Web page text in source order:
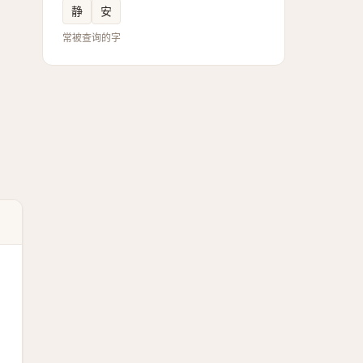
静 安
常被查询的字